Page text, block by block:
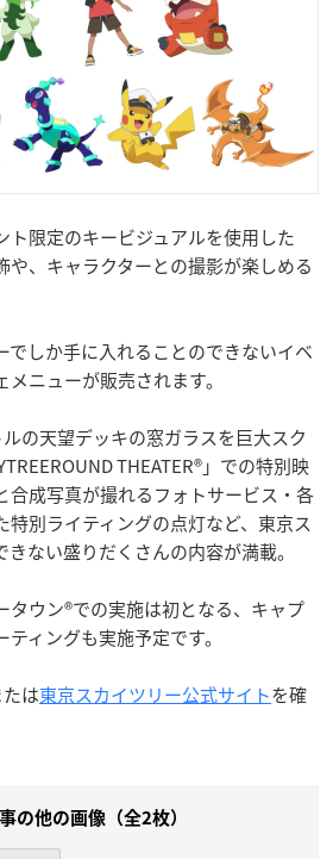
ト限定のキービジュアルを使用した
や、キャラクターとの撮影が楽しめる
でしか手に入れることのできないイベ
ニューが販売されます。
の天望デッキの窓ガラスを巨大スク
THEATER®」での特別映
合成写真が撮れるフォトサービス・各
特別ライティングの点灯など、東京ス
ない盛りだくさんの内容が満載。
タウン®での実施は初となる、キャプ
ィングも実施予定です。
たは東京スカイツリー公式サイトを確
の他の画像（全2枚）